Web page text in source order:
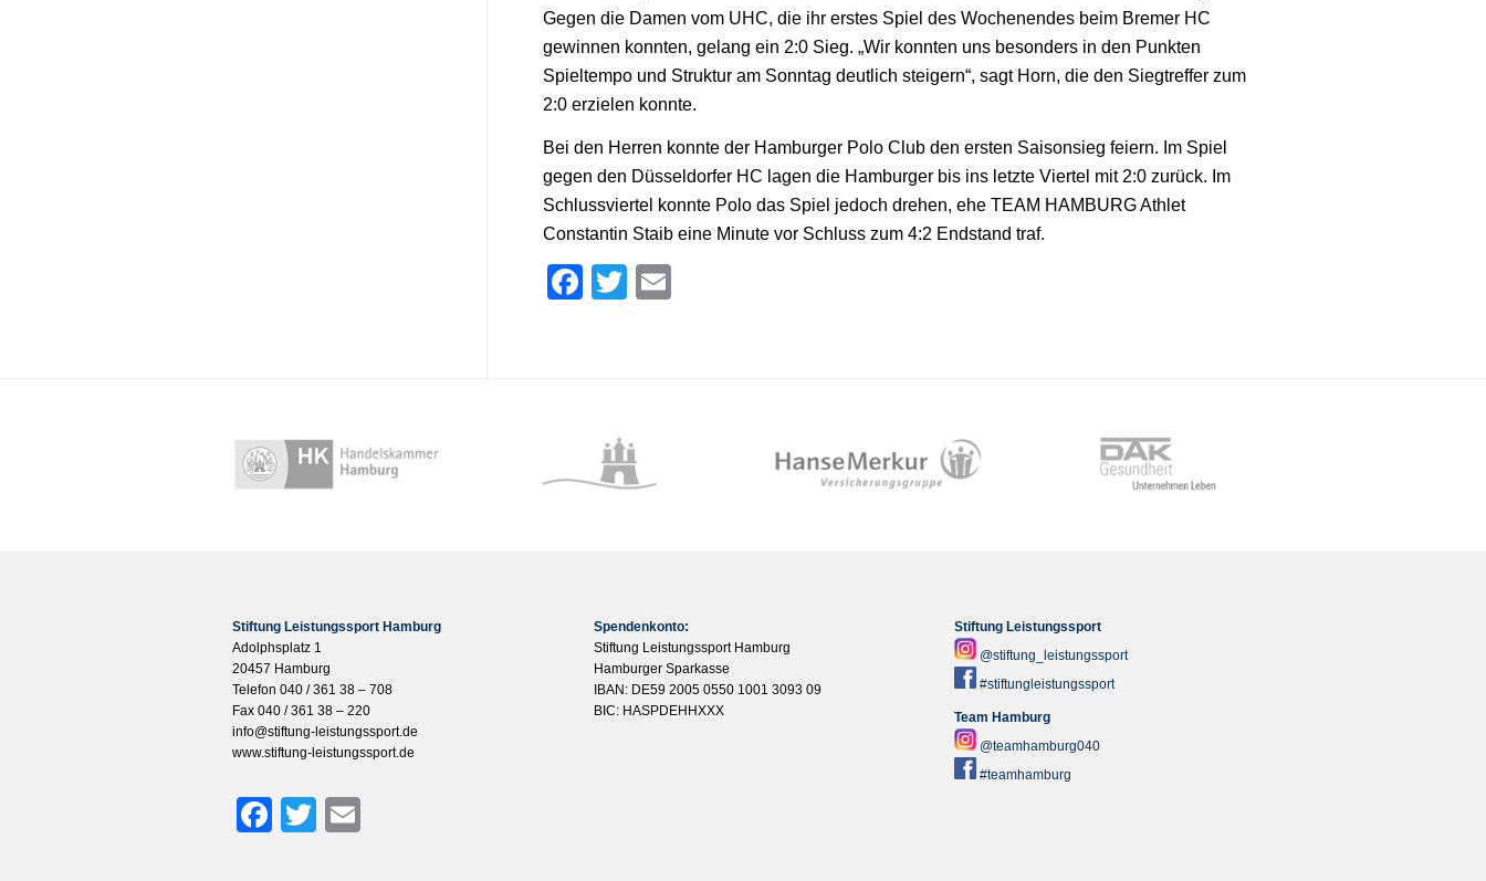
Gegen die Damen vom UHC, die ihr erstes Spiel des Wochenendes beim Bremer HC
gewinnen konnten, gelang ein 2:0 Sieg. „Wir konnten uns besonders in den Punkten
Spieltempo und Struktur am Sonntag deutlich steigern“, sagt Horn, die den Siegtreffer zum
2:0 erzielen konnte.
Bei den Herren konnte der Hamburger Polo Club den ersten Saisonsieg feiern. Im Spiel
gegen den Düsseldorfer HC lagen die Hamburger bis ins letzte Viertel mit 2:0 zurück. Im
Schlussviertel konnte Polo das Spiel jedoch drehen, ehe TEAM HAMBURG Athlet
Constantin Staib eine Minute vor Schluss zum 4:2 Endstand traf.
Facebook
Twitter
Stiftung Leistungssport Hamburg
Adolphsplatz 1
20457 Hamburg
Telefon 040 / 361 38 – 708
Fax 040 / 361 38 – 220
info@stiftung-leistungssport.de
www.stiftung-leistungssport.de
Spendenkonto:
Stiftung Leistungssport Hamburg
Hamburger Sparkasse
IBAN: DE59 2005 0550 1001 3093 09
BIC: HASPDEHHXXX
Stiftung Leistungssport
@stiftung_leistungssport
#stiftungleistungssport
Team Hamburg
@teamhamburg040
#teamhamburg
Facebook
Twitter